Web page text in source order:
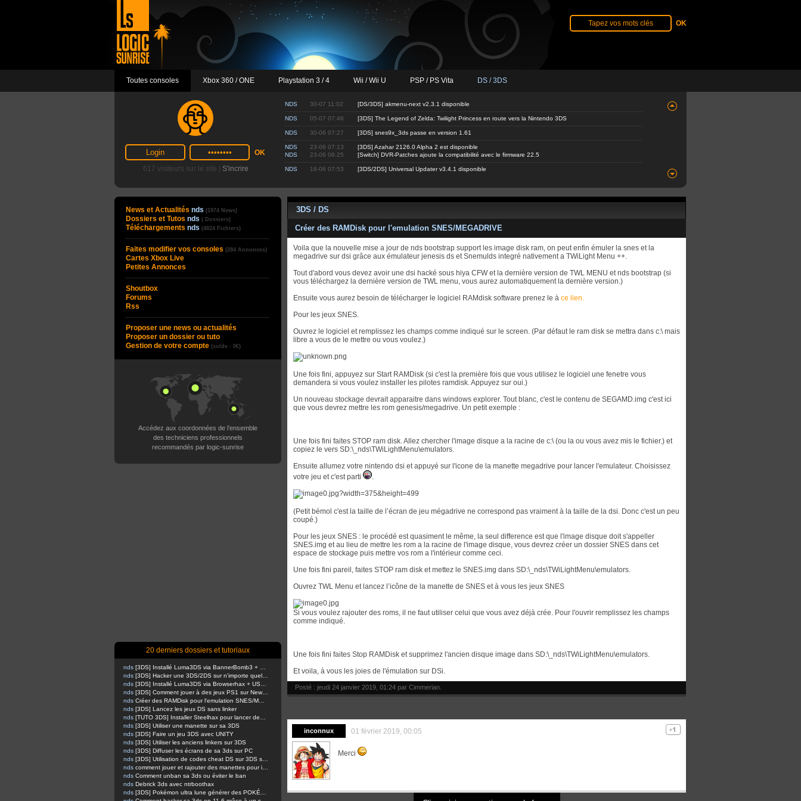
Toutes consoles Xbox 360 / ONE Playstation 3 / 4 Wii / Wii U PSP / PS Vita DS / 3DS
617 visiteurs sur le site | S'incrire
NDS 30-07 11:02 [DS/3DS] akmenu-next v2.3.1 disponible
NDS 05-07 07:46 [3DS] The Legend of Zelda: Twilight Princess en route vers la Nintendo 3DS
NDS 30-06 07:27 [3DS] snes9x_3ds passe en version 1.61
NDS 23-06 07:13
[3DS] Azahar 2126.0 Alpha 2 est disponible
NDS
23-06 06:25 [Switch] DVR-Patches ajoute la compatibilité avec le firmware 22.5
NDS 16-06 07:53 [3DS/2DS] Universal Updater v3.4.1 disponible
News et Actualités nds (1974 News)
Dossiers et Tutos nds ( Dossiers)
Téléchargements nds (4824 Fichiers)
Faites modifier vos consoles (284 Annonces)
Cartes Xbox Live
Petites Annonces
Shoutbox
Forums
Rss
Proposer une news ou actualités
Proposer un dossier ou tuto
Gestion de votre compte (solde : 0€)
Accédez aux coordonnées de l’ensemble
des techniciens professionnels
recommandés par logic-sunrise
20 derniers dossiers et tutoriaux
nds
nds
nds
nds
nds
nds [3DS] Lancez les jeux DS sans linker
nds
nds [3DS] Utiliser une manette sur sa 3DS
nds [3DS] Faire un jeu 3DS avec UNITY
nds [3DS] Utiliser les anciens linkers sur 3DS
nds [3DS] Diffuser les écrans de sa 3ds sur PC
nds
nds
nds Comment unban sa 3ds ou éviter le ban
nds Debrick 3ds avec ntrboothax
nds
3DS / DS
Créer des RAMDisk pour l'emulation SNES/MEGADRIVE
Voila que la nouvelle mise a jour de nds bootstrap support les image disk ram, on peut enfin émuler la snes et la
megadrive sur dsi grâce aux émulateur jenesis ds et Snemulds integré nativement a TWiLight Menu ++.
Tout d'abord vous devez avoir une dsi hacké sous hiya CFW et la dernière version de TWL MENU et nds bootstrap (si
vous téléchargez la dernière version de TWL menu, vous aurez automatiquement la dernière version.)
Ensuite vous aurez besoin de télécharger le logiciel RAMdisk software prenez le à ce lien.
Pour les jeux SNES.
Ouvrez le logiciel et remplissez les champs comme indiqué sur le screen. (Par défaut le ram disk se mettra dans c:\ mais
libre a vous de le mettre ou vous voulez.)
Une fois fini, appuyez sur Start RAMDisk (si c'est la première fois que vous utilisez le logiciel une fenetre vous
demandera si vous voulez installer les pilotes ramdisk. Appuyez sur oui.)
Un nouveau stockage devrait apparaitre dans windows explorer. Tout blanc, c'est le contenu de SEGAMD.img c'est ici
que vous devrez mettre les rom genesis/megadrive. Un petit exemple :
Une fois fini faites STOP ram disk. Allez chercher l'image disque a la racine de c:\ (ou la ou vous avez mis le fichier.) et
copiez le vers SD:\_nds\TWiLightMenu\emulators.
Ensuite allumez votre nintendo dsi et appuyé sur l'icone de la manette megadrive pour lancer l'emulateur. Choisissez
votre jeu et c'est parti
.
(Petit bémol c'est la taille de l’écran de jeu mégadrive ne correspond pas vraiment à la taille de la dsi. Donc c'est un peu
coupé.)
Pour les jeux SNES : le procédé est quasiment le même, la seul difference est que l'image disque doit s'appeller
SNES.img et au lieu de mettre les rom a la racine de l'image disque, vous devrez créer un dossier SNES dans cet
espace de stockage puis mettre vos rom a l'intérieur comme ceci.
Une fois fini pareil, faites STOP ram disk et mettez le SNES.img dans SD:\_nds\TWiLightMenu\emulators.
Ouvrez TWL Menu et lancez l’icône de la manette de SNES et à vous les jeux SNES
Si vous voulez rajouter des roms, il ne faut utiliser celui que vous avez déjà crée. Pour l'ouvrir remplissez les champs
comme indiqué.
Une fois fini faites Stop RAMDisk et supprimez l'ancien disque image dans SD:\_nds\TWiLightMenu\emulators.
Et voila, à vous les joies de l'émulation sur DSi.
Posté : jeudi 24 janvier 2019, 01:24 par Cimmerian
inconnux 01 février 2019, 00:05
Merci